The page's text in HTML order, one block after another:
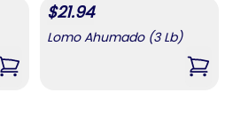
,Lomo Ahumado (1 Lb)
$21.94
Lomo Ahumado (3 Lb)
,